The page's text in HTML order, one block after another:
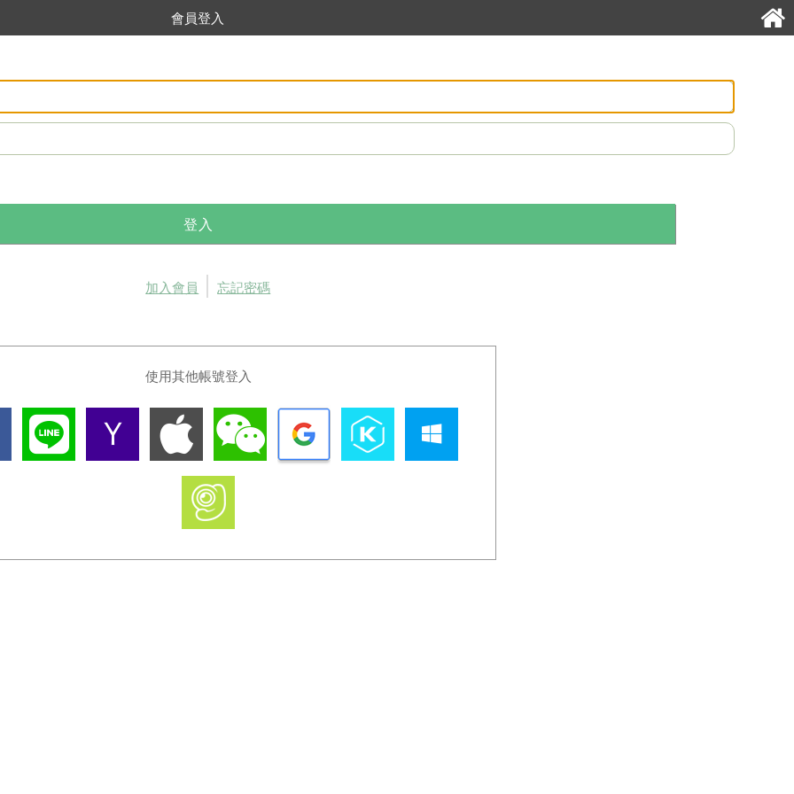
會員登入
登入
加入會員 忘記密碼
使用其他帳號登入